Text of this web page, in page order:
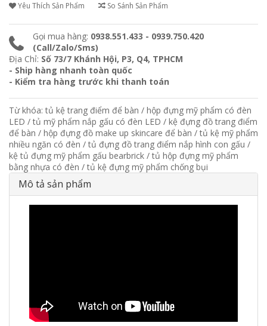
Yêu Thích Sản Phẩm So Sánh Sản Phẩm
Gọi mua hàng: 0938.551.433 - 0939.750.420
(Call/Zalo/Sms)
Địa Chỉ: Số 73/7 Khánh Hội, P3, Q4, TPHCM
- Ship hàng nhanh toàn quốc
- Kiểm tra hàng trước khi thanh toán
Từ khóa:tủ kệ trang điểm để bàn / hộp đựng mỹ phẩm có đèn
LED /tủ mỹ phẩm nắp gấu có đèn LED / kệ đựng đồ trang điểm
để bàn / hộp đựng đồ make up skincare để bàn /tủ kệ mỹ phẩm
nhiều ngăn có đèn /tủ đựng đồ trang điểm nắp hình con gấu /
kệ tủ đựng mỹ phẩm gấu bearbrick /tủ hộp đựng mỹ phẩm
bằng nhựa có đèn /tủ kệ đựng mỹ phẩm chống bụi
Mô tả sản phẩm